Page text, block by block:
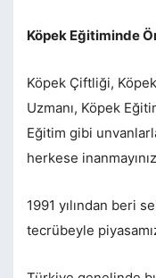
Köpek Eğitiminde
Köpek Çiftliği,
Uzmanı, Köpek
Eğitim gibi
herkese
1991 yılından beri
tecrübeyle